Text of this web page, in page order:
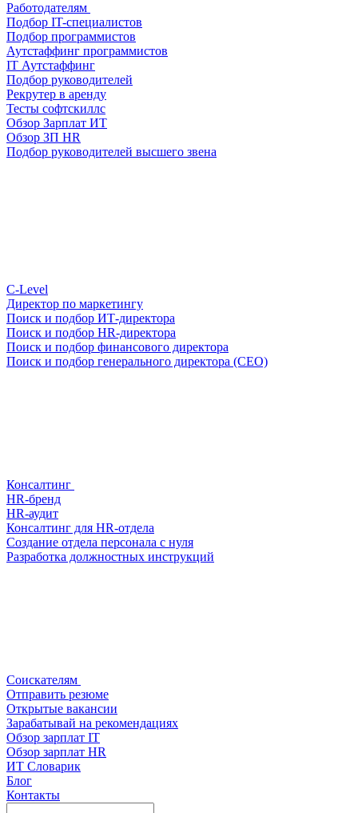
Работодателям
Подбор IT-специалистов
Подбор программистов
Аутстаффинг программистов
IT Аутстаффинг
Подбор руководителей
Рекрутер в аренду
Тесты софтскиллс
Обзор Зарплат ИТ
Обзор ЗП HR
Подбор руководителей высшего звена
С-Level
Директор по маркетингу
Поиск и подбор ИТ-директора
Поиск и подбор HR-директора
Поиск и подбор финансового директора
Поиск и подбор генерального директора (CEO)
Консалтинг
HR-бренд
HR-аудит
Консалтинг для HR-отдела
Создание отдела персонала с нуля
Разработка должностных инструкций
Соискателям
Отправить резюме
Открытые вакансии
Зарабатывай на рекомендациях
Обзор зарплат IT
Обзор зарплат HR
ИТ Словарик
Блог
Контакты